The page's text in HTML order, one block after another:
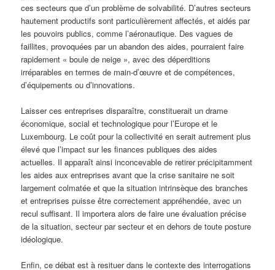
ces secteurs que d’un problème de solvabilité. D’autres secteurs
hautement productifs sont particulièrement affectés, et aidés par
les pouvoirs publics, comme l’aéronautique. Des vagues de
faillites, provoquées par un abandon des aides, pourraient faire
rapidement « boule de neige », avec des déperditions
irréparables en termes de main-d’œuvre et de compétences,
d’équipements ou d’innovations.
Laisser ces entreprises disparaître, constituerait un drame
économique, social et technologique pour l’Europe et le
Luxembourg. Le coût pour la collectivité en serait autrement plus
élevé que l’impact sur les finances publiques des aides
actuelles. Il apparaît ainsi inconcevable de retirer précipitamment
les aides aux entreprises avant que la crise sanitaire ne soit
largement colmatée et que la situation intrinsèque des branches
et entreprises puisse être correctement appréhendée, avec un
recul suffisant. Il importera alors de faire une évaluation précise
de la situation, secteur par secteur et en dehors de toute posture
idéologique.
Enfin, ce débat est à resituer dans le contexte des interrogations